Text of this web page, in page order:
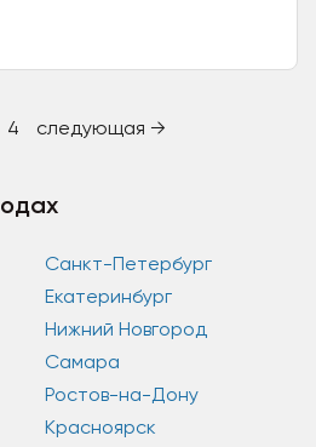
4 следующая →
Санкт-Петербург
Екатеринбург
Нижний Новгород
Самара
Ростов-на-Дону
Красноярск